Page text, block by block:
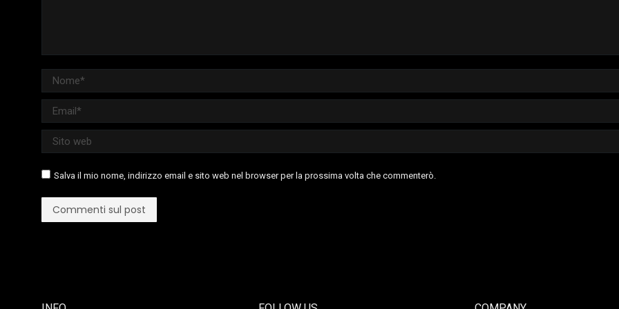
Nome *
Email *
Sito web
Salva il mio nome, indirizzo email e sito web nel browser per la prossima volta che commenterò.
Commenti sul post